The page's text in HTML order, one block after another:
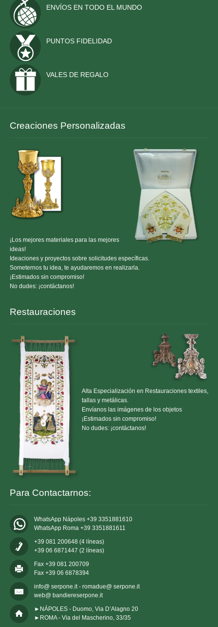
ENVÍOS EN TODO EL MUNDO
PUNTOS FIDELIDAD
VALES DE REGALO
Creaciones Personalizadas
¡Los mejores materiales para las mejores
ideas!
Ideaciones y proyectos sobre solicitudes específicas.
Someternos tu idea, te ayudaremos en realizarla.
¡Estimados sin compromiso!
No dudes: ¡contáctanos!
Restauraciones
Alta Especialización en Restauraciones textiles,
tallas y metálicas.
Envíanos las imágenes de los objetos
¡Estimados sin compromiso!
No dudes: ¡contáctanos!
Para Contactarnos:
WhatsApp Nápoles +39 3351881610
WhatsApp Roma +39 3351881611
+39 081 200648 (4 líneas)
+39 06 6871447 (2 líneas)
Fax +39 081 200709
Fax +39 06 6878394
info@ serpone.it - romadue@ serpone.it
web@ bandiereserpone.it
►NÁPOLES - Duomo, Via D’Alagno 20
►ROMA - Via del Mascherino, 33/35